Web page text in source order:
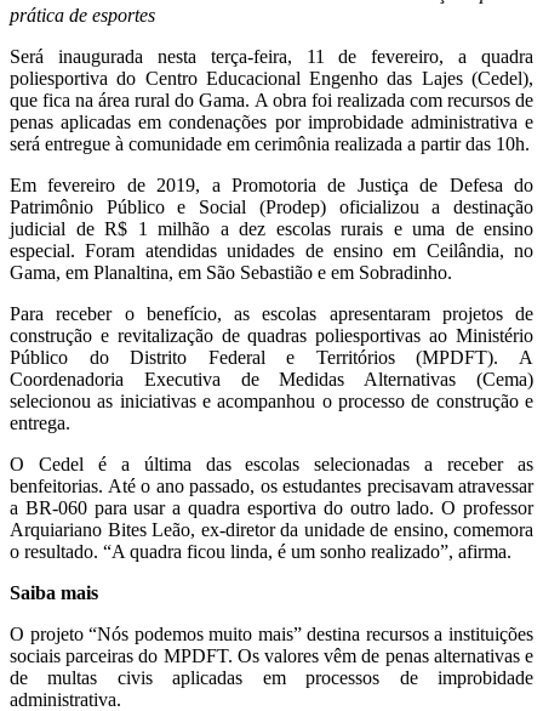
prática de esportes
Será inaugurada nesta terça-feira, 11 de fevereiro, a quadra
poliesportiva do Centro Educacional Engenho das Lajes (Cedel),
que fica na área rural do Gama. A obra foi realizada com recursos de
penas aplicadas em condenações por improbidade administrativa e
será entregue à comunidade em cerimônia realizada a partir das 10h.
Em fevereiro de 2019, a Promotoria de Justiça de Defesa do
Patrimônio Público e Social (Prodep) oficializou a destinação
judicial de R$ 1 milhão a dez escolas rurais e uma de ensino
especial. Foram atendidas unidades de ensino em Ceilândia, no
Gama, em Planaltina, em São Sebastião e em Sobradinho.
Para receber o benefício, as escolas apresentaram projetos de
construção e revitalização de quadras poliesportivas ao Ministério
Público do Distrito Federal e Territórios (MPDFT). A
Coordenadoria Executiva de Medidas Alternativas (Cema)
selecionou as iniciativas e acompanhou o processo de construção e
entrega.
O Cedel é a última das escolas selecionadas a receber as
benfeitorias. Até o ano passado, os estudantes precisavam atravessar
a BR-060 para usar a quadra esportiva do outro lado. O professor
Arquiariano Bites Leão, ex-diretor da unidade de ensino, comemora
o resultado. “A quadra ficou linda, é um sonho realizado”, afirma.
Saiba mais
O projeto “Nós podemos muito mais” destina recursos a instituições
sociais parceiras do MPDFT. Os valores vêm de penas alternativas e
de multas civis aplicadas em processos de improbidade
administrativa.